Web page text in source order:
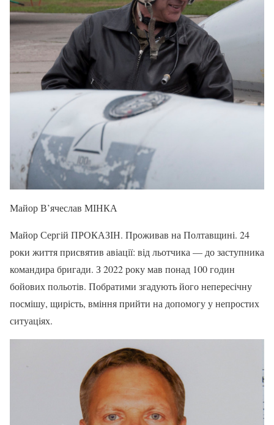
Майор В’ячеслав МІНКА
Майор Сергій ПРОКАЗІН. Проживав на Полтавщині. 24
роки життя присвятив авіації: від льотчика — до заступника
командира бригади. З 2022 року мав понад 100 годин
бойових польотів. Побратими згадують його непересічну
посмішу, щирість, вміння прийти на допомогу у непростих
ситуаціях.